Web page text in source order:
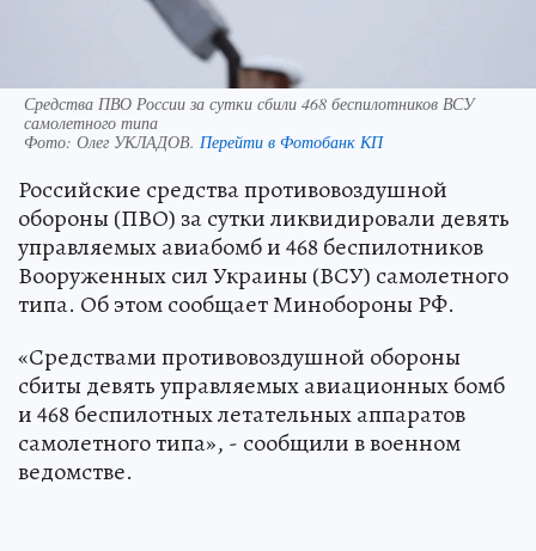
Средства ПВО России за сутки сбили 468 беспилотников ВСУ
самолетного типа
Фото: Олег УКЛАДОВ. Перейти в Фотобанк КП
Российские средства противовоздушной
обороны (ПВО) за сутки ликвидировали девять
управляемых авиабомб и 468 беспилотников
Вооруженных сил Украины (ВСУ) самолетного
типа. Об этом сообщает Минобороны РФ.
«Средствами противовоздушной обороны
сбиты девять управляемых авиационных бомб
и 468 беспилотных летательных аппаратов
самолетного типа», - сообщили в военном
ведомстве.